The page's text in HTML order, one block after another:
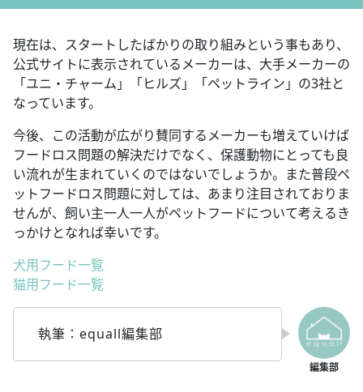
現在は、スタートしたばかりの取り組みという事もあり、
公式サイトに表示されているメーカーは、大手メーカーの
「ユニ・チャーム」「ヒルズ」「ペットライン」の3社と
なっています。
今後、この活動が広がり賛同するメーカーも増えていけば
フードロス問題の解決だけでなく、保護動物にとっても良
い流れが生まれていくのではないでしょうか。また普段ペ
ットフードロス問題に対しては、あまり注目されておりま
せんが、飼い主一人一人がペットフードについて考えるき
っかけとなれば幸いです。
犬用フード一覧
猫用フード一覧
執筆：equall編集部